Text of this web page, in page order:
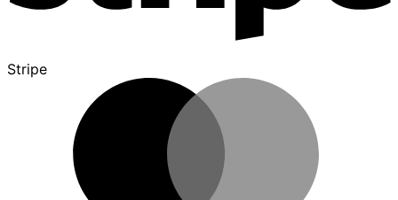
Stripe